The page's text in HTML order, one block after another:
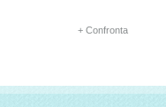
+ Confronta